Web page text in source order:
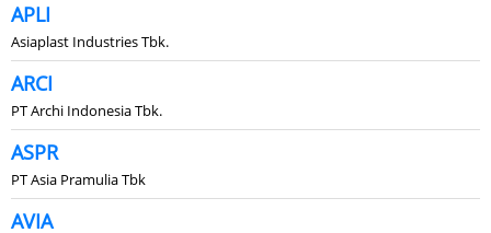
APLI
Asiaplast Industries Tbk.
ARCI
PT Archi Indonesia Tbk.
ASPR
PT Asia Pramulia Tbk
AVIA